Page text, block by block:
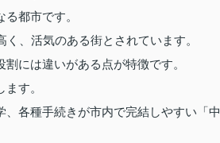
都市です。
、活気のある街とされています。
には違いがある点が特徴です。
す。
各種手続きが市内で完結しやすい「中